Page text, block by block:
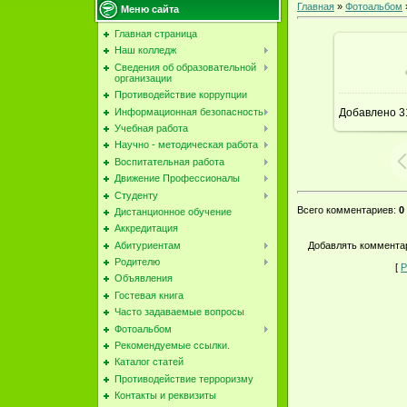
Меню сайта
Главная страница
Наш колледж
Сведения об образовательной
организации
Противодействие коррупции
Информационная безопасность
Учебная работа
Научно - методическая работа
Воспитательная работа
Движение Профессионалы
Студенту
Дистанционное обучение
Аккредитация
Абитуриентам
Родителю
Объявления
Гостевая книга
Часто задаваемые вопросы
Фотоальбом
Рекомендуемые ссылки.
Каталог статей
Противодействие терроризму
Контакты и реквизиты
Главная » Фотоальбом
В
Добавлено
Всего комментариев: 0
Добавлять
[